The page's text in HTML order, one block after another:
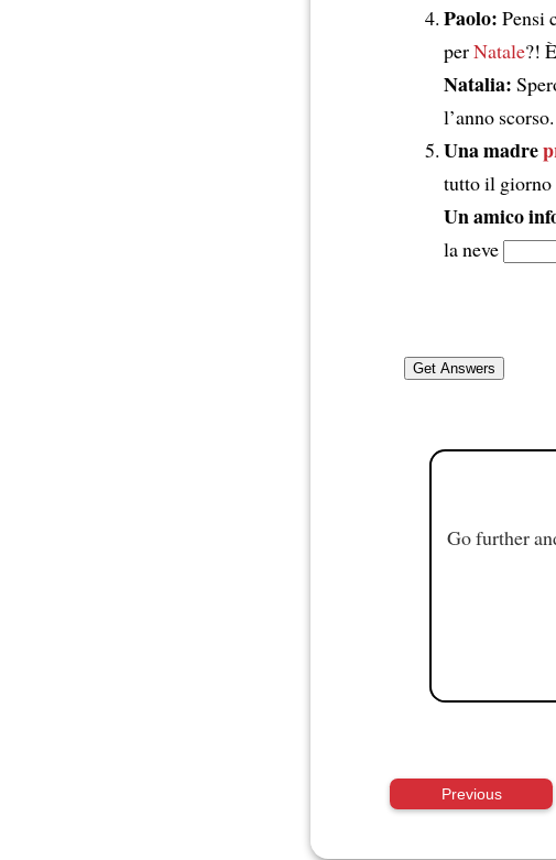
Paolo: Pensi
perNatale?!
Natalia:
l’anno scorso.
Una madre
tutto il
Un amico
la neve
Go further
Previous